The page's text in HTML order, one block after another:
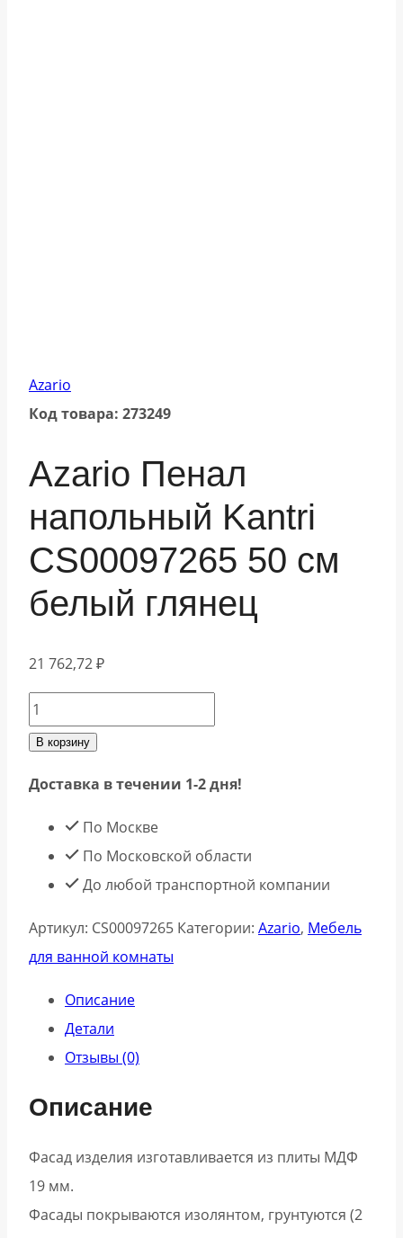
Azario
Код товара: 273249
Azario Пенал
напольный Kantri
CS00097265 50 см
белый глянец
21 762,72₽
Количество
товара
Пенал
напольный
Kantri
CS00097265
см
белый
глянец
В корзину
Доставка в течении 1-2 дня!
По Москве
По Московской области
До любой транспортной компании
Артикул: CS00097265 Категории: Azario, Мебель
для ванной комнаты
Описание
Детали
Отзывы (0)
Описание
Фасад изделия изготавливается из плиты МДФ
19 мм.
Фасады покрываются изолянтом, грунтуются (2